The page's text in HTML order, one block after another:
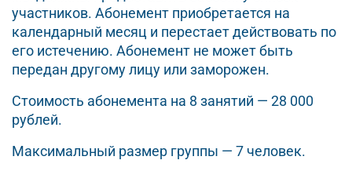
участников. Абонемент приобретается на
календарный месяц и перестает действовать по
его истечению. Абонемент не может быть
передан другому лицу или заморожен.
Стоимость абонемента на 8 занятий — 28 000
рублей.
Максимальный размер группы — 7 человек.